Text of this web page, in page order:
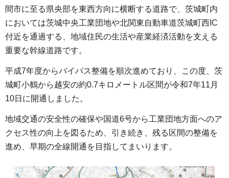
間市に至る県央部を東西方向に横断する道路で、茨城町内
においては茨城中央工業団地や北関東自動車道茨城町西IC
付近を通過する、地域住民の生活や産業経済活動を支える
重要な幹線道路です。
平成7年度からバイパス整備を順次進めており、この度、茨
城町小鶴から越安の約0.7キロメートル区間が令和7年11月
10日に開通しました。
地域交通の安全性の確保や国道6号から工業団地方面へのア
クセス性の向上を図るため、引き続き、残る区間の整備を
進め、早期の全線開通を目指してまいります。